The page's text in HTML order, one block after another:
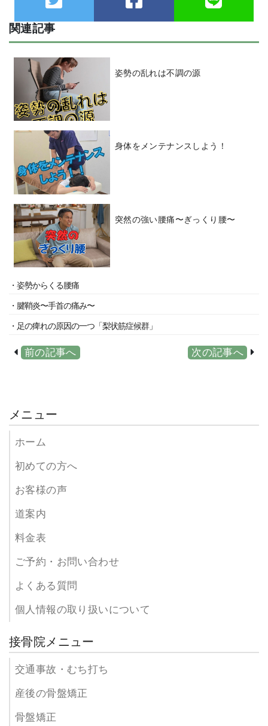
関連記事
姿勢の乱れは不調の源
身体をメンテナンスしよう！
突然の強い腰痛〜ぎっくり腰〜
・姿勢からくる腰痛
・腱鞘炎〜手首の痛み〜
・足の痺れの原因の一つ「梨状筋症候群」
前の記事へ 次の記事へ
メニュー
ホーム
初めての方へ
お客様の声
道案内
料金表
ご予約・お問い合わせ
よくある質問
個人情報の取り扱いについて
接骨院メニュー
交通事故・むち打ち
産後の骨盤矯正
骨盤矯正